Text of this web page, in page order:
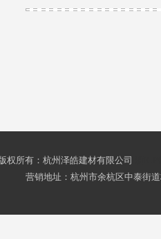
权所有：杭州泽皓建材有限公司
营销地址：杭州市余杭区中泰街